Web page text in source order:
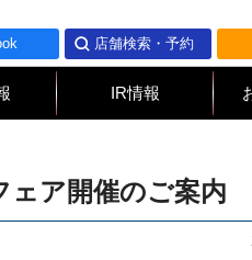
店舗検索・予約
IR情報
ェア開催のご案内